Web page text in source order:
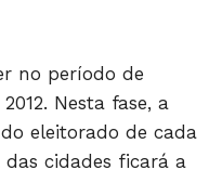
no período de
Nesta fase, a
eleitorado de cada
das cidades ficará a